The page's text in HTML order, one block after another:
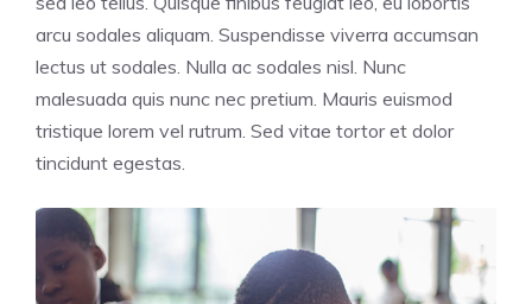
arcu sodales aliquam. Suspendisse viverra accumsan
lectus ut sodales. Nulla ac sodales nisl. Nunc
malesuada quis nunc nec pretium. Mauris euismod
tristique lorem vel rutrum. Sed vitae tortor et dolor
tincidunt egestas.